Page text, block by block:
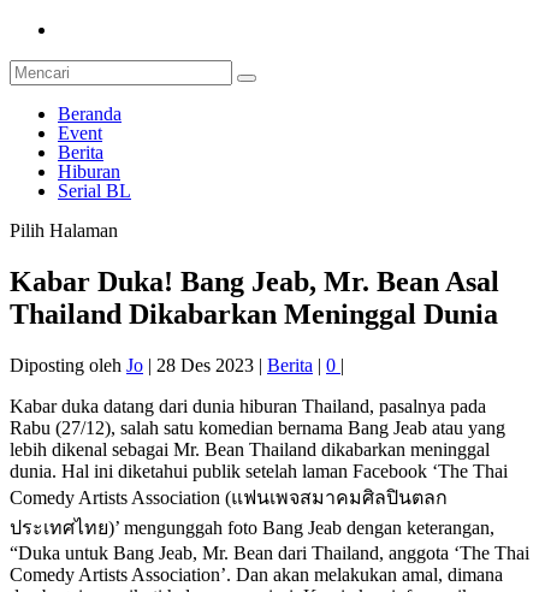
Beranda
Event
Berita
Hiburan
Serial BL
Pilih Halaman
Kabar Duka! Bang Jeab, Mr. Bean Asal
Thailand Dikabarkan Meninggal Dunia
Diposting oleh Jo | 28 Des 2023 | Berita | 0 |
Kabar duka datang dari dunia hiburan Thailand, pasalnya pada
Rabu (27/12), salah satu komedian bernama Bang Jeab atau yang
lebih dikenal sebagai Mr. Bean Thailand dikabarkan meninggal
dunia. Hal ini diketahui publik setelah laman Facebook ‘The Thai
Comedy Artists Association (แฟนเพจสมาคมศิลปินตลก
ประเทศไทย)’ mengunggah foto Bang Jeab dengan keterangan,
“Duka untuk Bang Jeab, Mr. Bean dari Thailand, anggota ‘The Thai
Comedy Artists Association’. Dan akan melakukan amal, dimana